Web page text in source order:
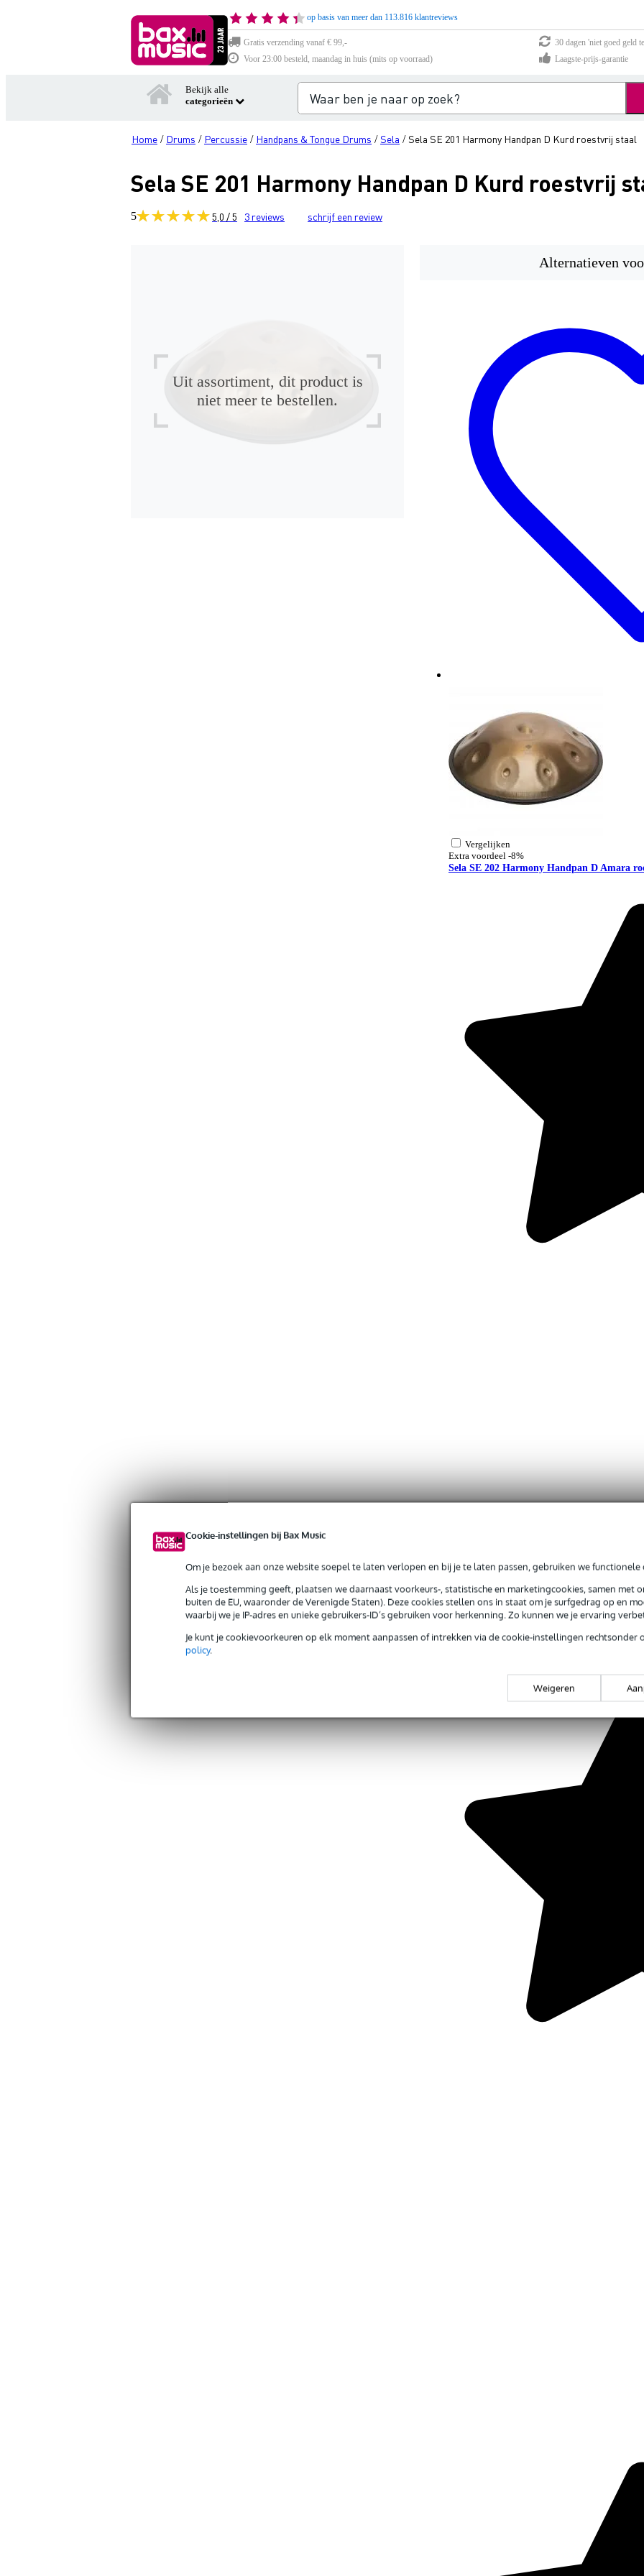
Cookie-instellingen bij Bax Music
Om je bezoek aan onze website soepel te laten verlopen en bij je te laten passen, gebruiken we functionele
Als je toestemming geeft, plaatsen we daarnaast voorkeurs-, statistische en marketingcookies, samen met
buiten de EU, waaronder de Verenigde Staten). Deze cookies stellen ons in staat om je surfgedrag op en
waarbij we je IP-adres en unieke gebruikers-ID’s gebruiken voor herkenning. Zo kunnen we je ervaring
Je kunt je cookievoorkeuren op elk moment aanpassen of intrekken via de cookie-instellingen rechtsonder
policy.
Weigeren
op basis van meer dan 113.816 klantreviews
Gratis verzending vanaf € 99,-
30 dagen 'niet goed geld
Voor 23:00 besteld, maandag in huis (mits op voorraad)
Laagste-prijs-garantie
Bekijk alle
categorieën
Home / Drums / Percussie / Handpans & Tongue Drums /Sela /Sela SE 201 Harmony Handpan D Kurd roestvrij staal
Sela SE 201 Harmony Handpan D Kurd roestvrij
5 5,0 / 5 3reviews schrijf een review
Uit assortiment, dit product is
niet meer te bestellen.
Alternatieven
Vergelijken
Extra voordeel -8%
Sela SE 202 Harmony Handpan D Amara